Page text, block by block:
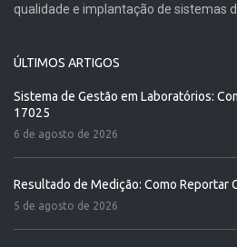
qualidade e implantação de sistemas
ÚLTIMOS ARTIGOS
Sistema de Gestão em Laboratórios:
17025
6 de agosto de 2026
Resultado de Medição: Como Reportar
5 de agosto de 2026